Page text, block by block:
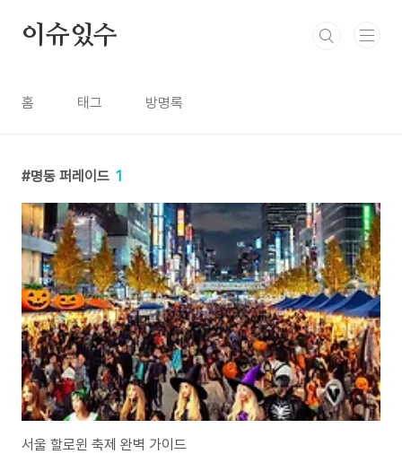
이슈있수
홈 태그 방명록
명동 퍼레이드 1
서울 할로윈 축제 완벽 가이드